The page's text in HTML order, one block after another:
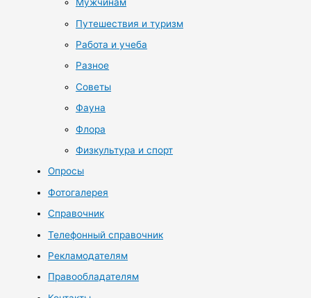
Путешествия и туризм
Работа и учеба
Разное
Советы
Фауна
Флора
Физкультура и спорт
Опросы
Фотогалерея
Справочник
Телефонный справочник
Рекламодателям
Правообладателям